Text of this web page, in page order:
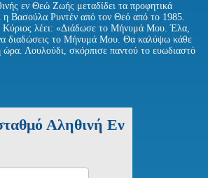
εν Θεώ Ζωής μεταδίδει τα προφητικά
η Βασούλα Ρυντέν από τον Θεό από το 1985.
Κύριος λέει: «Διάδωσε το Μήνυμά Μου. Έλα,
διαδώσεις το Μήνυμά Μου. Θα καλύψω κάθε
ώρα. Λουλούδι, σκόρπισε παντού το ευωδιαστό
Αληθινή Εν